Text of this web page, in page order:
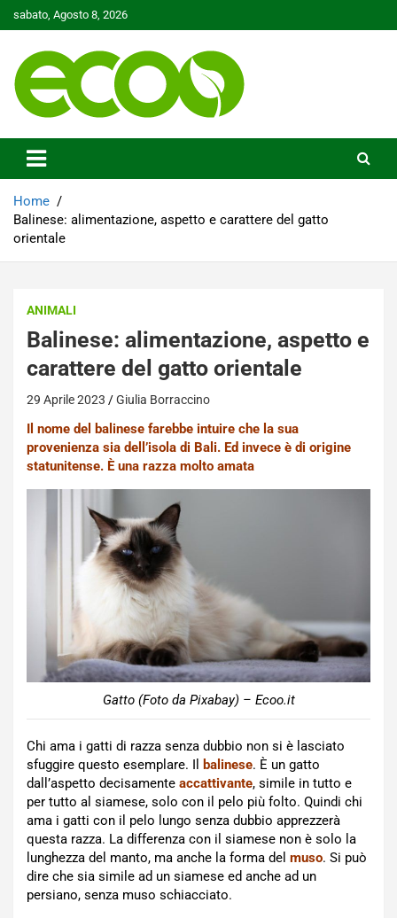
to
sabato, Agosto 8, 2026
Ecoo.it
Home
Balinese: alimentazione, aspetto e carattere del gatto
orientale
ANIMALI
Balinese: alimentazione, aspetto e
carattere del gatto orientale
29 Aprile 2023 Giulia Borraccino
Il nome del balinese farebbe intuire che la sua
provenienza sia dell’isola di Bali. Ed invece è di origine
statunitense. È una razza molto amata
Gatto (Foto da Pixabay) – Ecoo.it
Chi ama i gatti di razza senza dubbio non si è lasciato
sfuggire questo esemplare. Il
balinese. È un gatto
dall’aspetto decisamente accattivante, simile in tutto e
per tutto al siamese, solo con il pelo più folto. Quindi chi
ama i gatti con il pelo lungo senza dubbio apprezzerà
questa razza. La differenza con il siamese non è solo la
lunghezza del manto, ma anche la forma del muso. Si può
dire che sia simile ad un siamese ed anche ad un
persiano, senza muso schiacciato.